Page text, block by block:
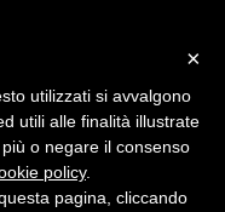
×
utilizzati si avvalgono
utili alle finalità illustrate
o negare il consenso
policy.
pagina, cliccando